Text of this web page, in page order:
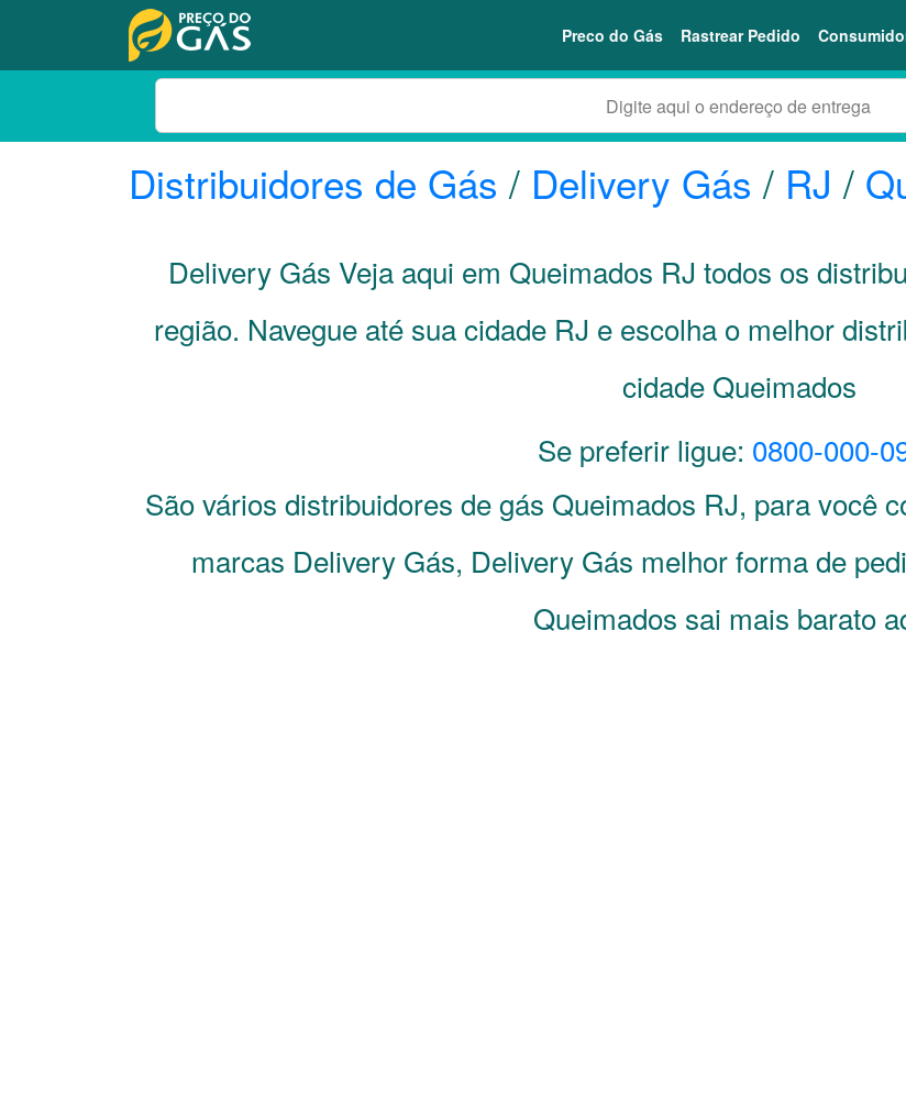
Preco do Gás Rastrear Pedido
Distribuidores de Gás/ Delivery Gás / RJ /
Delivery Gás Veja aqui em Queimados RJ todos os
região. Navegue até sua cidade RJ e escolha o melhor
cidade Queimados
Se preferir ligue: 0800-000-
São vários distribuidores de gás Queimados RJ, para você
marcas Delivery Gás, Delivery Gás melhor forma de
Queimados sai mais barato